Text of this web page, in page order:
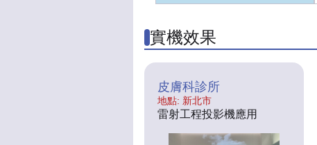
實機效果
皮膚科診所
地點: 新北市
雷射工程投影機應用